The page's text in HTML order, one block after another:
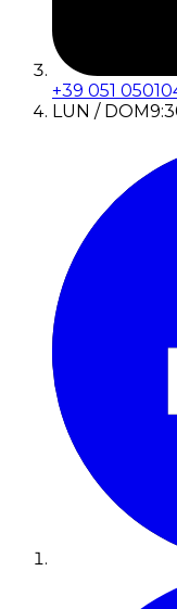
+39 051
LUN / DOM